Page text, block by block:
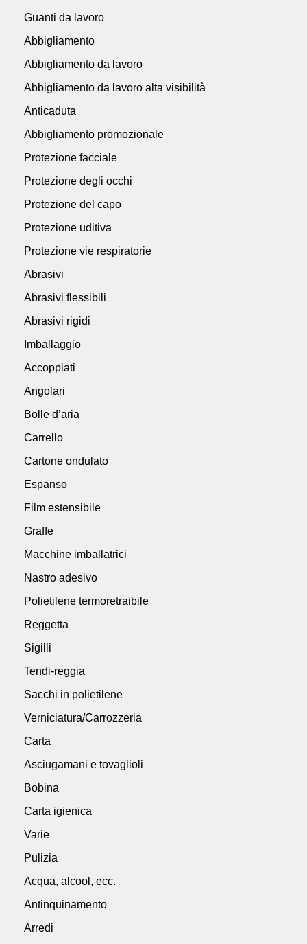
Guanti da lavoro
Abbigliamento
Abbigliamento da lavoro
Abbigliamento da lavoro alta visibilità
Anticaduta
Abbigliamento promozionale
Protezione facciale
Protezione degli occhi
Protezione del capo
Protezione uditiva
Protezione vie respiratorie
Abrasivi
Abrasivi flessibili
Abrasivi rigidi
Imballaggio
Accoppiati
Angolari
Bolle d’aria
Carrello
Cartone ondulato
Espanso
Film estensibile
Graffe
Macchine imballatrici
Nastro adesivo
Polietilene termoretraibile
Reggetta
Sigilli
Tendi-reggia
Sacchi in polietilene
Verniciatura/Carrozzeria
Carta
Asciugamani e tovaglioli
Bobina
Carta igienica
Varie
Pulizia
Acqua, alcool, ecc.
Antinquinamento
Arredi